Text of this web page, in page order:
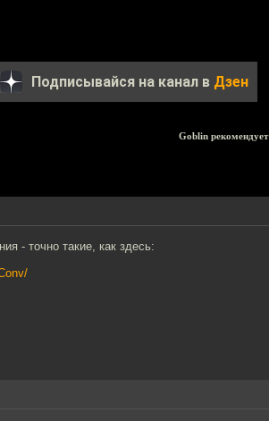
Подписывайся на канал в Дзен
Goblin рекомендует
- точно такие, как здесь: